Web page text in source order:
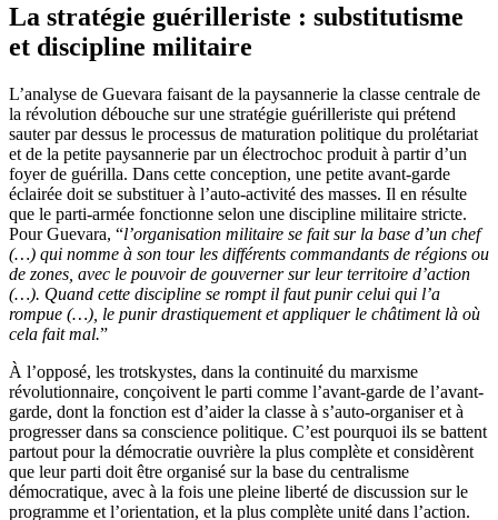
La stratégie guérilleriste : substitutisme
et discipline militaire
L’analyse de Guevara faisant de la paysannerie la classe centrale de
la révolution débouche sur une stratégie guérilleriste qui prétend
sauter par dessus le processus de maturation politique du prolétariat
et de la petite paysannerie par un électrochoc produit à partir d’un
foyer de guérilla. Dans cette conception, une petite avant-garde
éclairée doit se substituer à l’auto-activité des masses. Il en résulte
que le parti-armée fonctionne selon une discipline militaire stricte.
Pour Guevara, “l’organisation militaire se fait sur la base d’un chef
(…) qui nomme à son tour les différents commandants de régions ou
de zones, avec le pouvoir de gouverner sur leur territoire d’action
(…). Quand cette discipline se rompt il faut punir celui qui l’a
rompue (…), le punir drastiquement et appliquer le châtiment là où
cela fait mal.”
À l’opposé, les trotskystes, dans la continuité du marxisme
révolutionnaire, conçoivent le parti comme l’avant-garde de l’avant-
garde, dont la fonction est d’aider la classe à s’auto-organiser et à
progresser dans sa conscience politique. C’est pourquoi ils se battent
partout pour la démocratie ouvrière la plus complète et considèrent
que leur parti doit être organisé sur la base du centralisme
démocratique, avec à la fois une pleine liberté de discussion sur le
programme et l’orientation, et la plus complète unité dans l’action.